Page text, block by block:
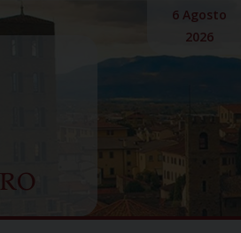
6 Agosto
2026